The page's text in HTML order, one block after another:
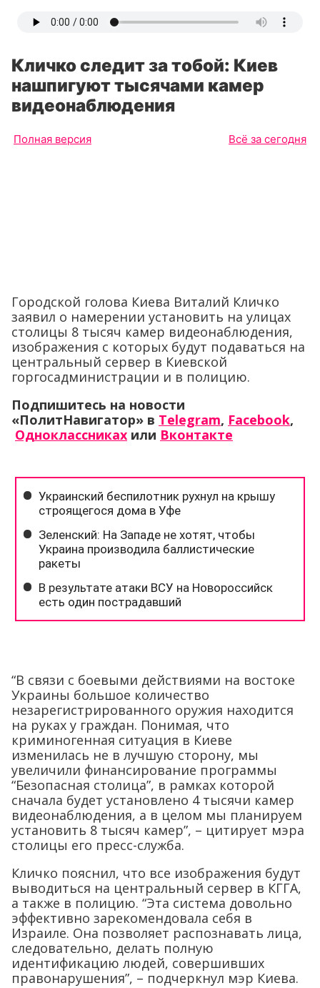
Кличко следит за тобой: Киев
нашпигуют тысячами камер
видеонаблюдения
Полная версия Всё за сегодня
Городской голова Киева Виталий Кличко
заявил о намерении установить на улицах
столицы 8 тысяч камер видеонаблюдения,
изображения с которых будут подаваться на
центральный сервер в Киевской
горгосадминистрации и в полицию.
Подпишитесь на новости
«ПолитНавигатор» в Telegram, Facebook,
Одноклассниках или Вконтакте
“В связи с боевыми действиями на востоке
Украины большое количество
незарегистрированного оружия находится
на руках у граждан. Понимая, что
криминогенная ситуация в Киеве
изменилась не в лучшую сторону, мы
увеличили финансирование программы
“Безопасная столица”, в рамках которой
сначала будет установлено 4 тысячи камер
видеонаблюдения, а в целом мы планируем
установить 8 тысяч камер”, – цитирует мэра
столицы его пресс-служба.
Кличко пояснил, что все изображения будут
выводиться на центральный сервер в КГГА,
а также в полицию. “Эта система довольно
эффективно зарекомендовала себя в
Израиле. Она позволяет распознавать лица,
следовательно, делать полную
идентификацию людей, совершивших
правонарушения”, – подчеркнул мэр Киева.